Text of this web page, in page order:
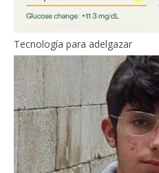
Tecnología para adelgazar